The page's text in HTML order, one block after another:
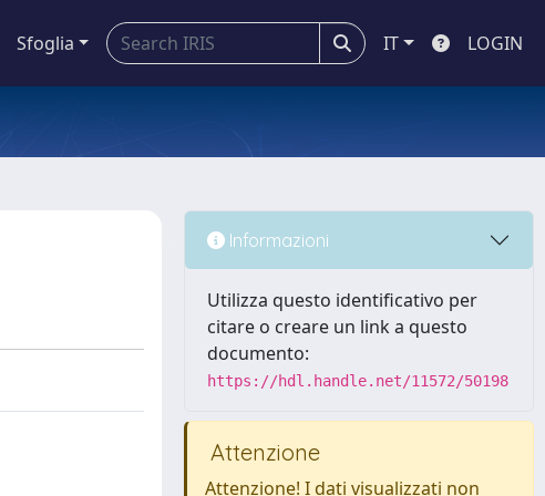
Sfoglia IT LOGIN
Informazioni
Utilizza questo identificativo per
citare o creare un link a questo
documento:
https://hdl.handle.net/11572/50198
Attenzione
Attenzione! I dati visualizzati non